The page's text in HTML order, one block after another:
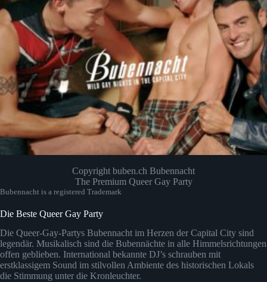
Copyright buben.ch Bubennacht
The Premium Queer Gay Party
Bubennacht is a registered Trademark
Die Beste Queer Gay Party
Die Queer-Gay-Partys Bubennacht im Herzen der Capital City sind
legendär. Musikalisch sind die Bubennächte in alle Himmelsrichtungen
offen geblieben. International bekannte DJ’s schrauben mit
erstklassigem Sound im stilvollen Ambiente des historischen Lokals
die Stimmung unter die Kronleuchter.